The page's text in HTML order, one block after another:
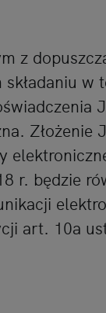
z
w
Złożenie
r. będzie
art. 10a